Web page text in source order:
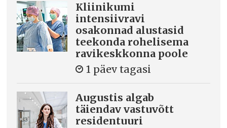
Kliinikumi
intensiivravi
osakonnad alustasid
teekonda rohelisema
ravikeskkonna poole
1 päev tagasi
Augustis algab
täiendav vastuvõtt
residentuuri